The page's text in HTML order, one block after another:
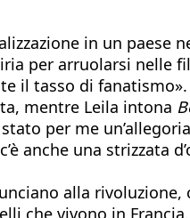
in un paese
per arruolarsi nelle
il tasso di fanatismo».
mentre Leila intona
per me
anche una strizzata
alla rivoluzione,
che vivono in